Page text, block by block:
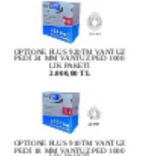
OPTİONE PLUS 920TM VANTUZ
PEDİ 24 MM VANTUZ PED 1000
LİK PAKETİ
2.000,00 TL
OPTİONE PLUS 910TM VANTUZ
PEDİ 18 MM VANTUZ PED 1000
LİK PAKETİ
2.000,00 TL